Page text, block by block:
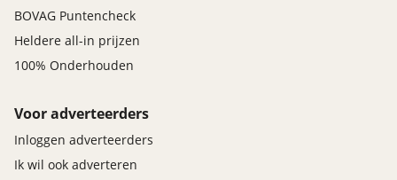
BOVAG Puntencheck
Heldere all-in prijzen
100% Onderhouden
Voor adverteerders
Inloggen adverteerders
Ik wil ook adverteren